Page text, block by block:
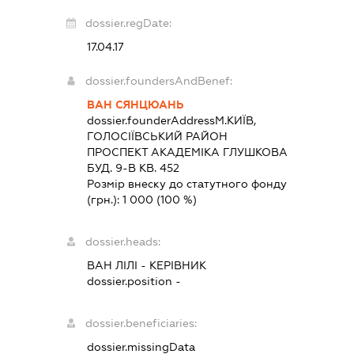
dossier.regDate:
17.04.17
dossier.foundersAndBenef:
ВАН СЯНЦЮАНЬ
dossier.founderAddressМ.КИЇВ,
ГОЛОСІЇВСЬКИЙ РАЙОН
ПРОСПЕКТ АКАДЕМІКА ГЛУШКОВА
БУД. 9-В КВ. 452
Розмір внеску до статутного фонду
(грн.):1 000 (100 %)
dossier.heads:
ВАН ЛІЛІ - КЕРІВНИК
dossier.position -
dossier.beneficiaries:
dossier.missingData